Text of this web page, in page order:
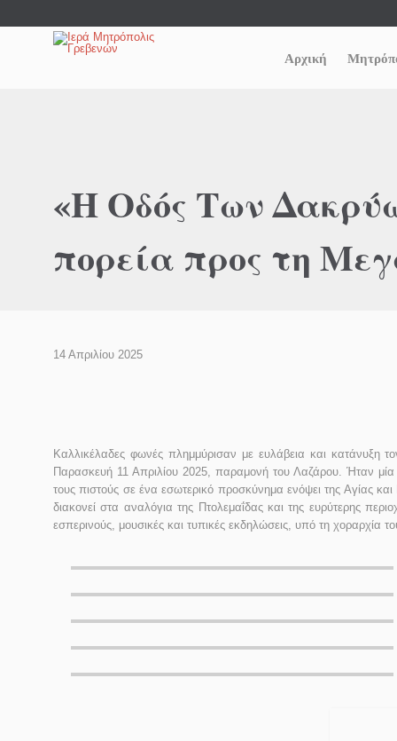
Αρχική
«Η Οδός Των
πορεία προς τη
14 Απριλίου 2025
Καλλικέλαδες φωνές πλημμύρισαν με ευλάβεια και κατάνυξη
Παρασκευή 11 Απριλίου 2025, παραμονή του Λαζάρου. Ήταν
τους πιστούς σε ένα εσωτερικό προσκύνημα ενόψει της Αγίας
διακονεί στα αναλόγια της Πτολεμαΐδας και της ευρύτερης
εσπερινούς, μουσικές και τυπικές εκδηλώσεις, υπό τη